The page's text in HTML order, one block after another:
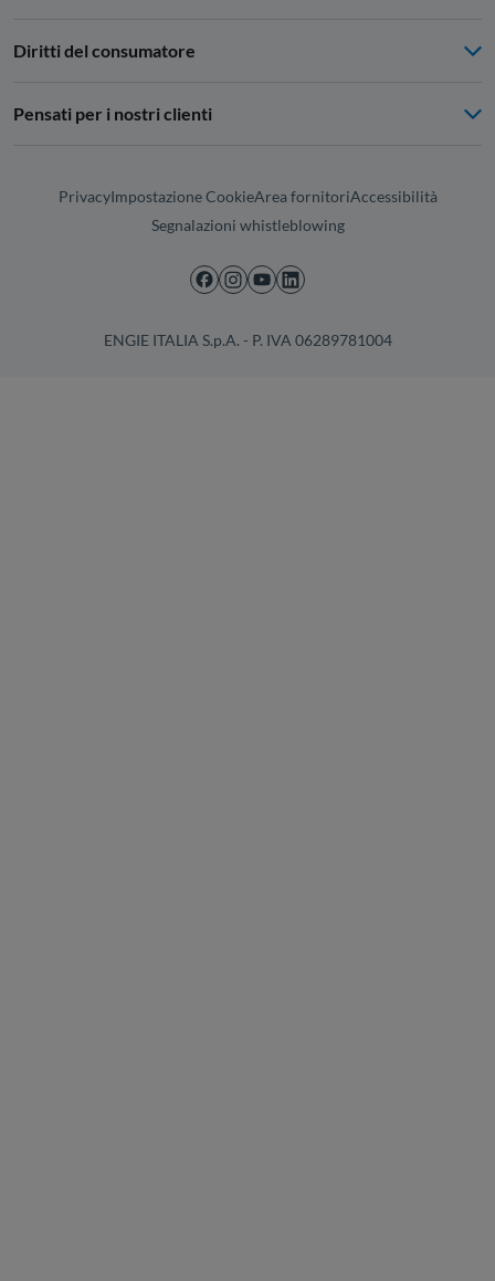
Diritti del consumatore
Pensati per i nostri clienti
PrivacyImpostazione CookieArea fornitoriAccessibilità
Segnalazioni whistleblowing
ENGIE ITALIA S.p.A. - P. IVA 06289781004